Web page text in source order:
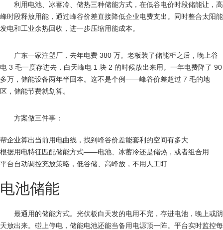
利用电池、冰蓄冷、储热三种储能方式，在低谷电价时段储能让，高
峰时段释放用能，通过峰谷价差直接降低企业电费支出。同时整合太阳能
发电和工业余热回收，进一步压缩用能成本。
广东一家注塑厂，去年电费 380 万。老板装了储能柜之后，晚上谷
电 3 毛一度存进去，白天峰电 1 块 2 的时候放出来用。一年电费降了 90
多万，储能设备两年半回本。这不是个例——峰谷价差超过 7 毛的地
区，储能节费就划算。
方案做三件事：
帮企业算出当前用电曲线，找到峰谷价差能套利的空间有多大
根据用电特征匹配储能方式——电池、冰蓄冷还是储热，或者组合用
平台自动调控充放策略，低谷储、高峰放，不用人工盯
电池储能
最通用的储能方式。光伏板白天发的电用不完，存进电池，晚上或阴
天放出来。碰上停电，储能电池还能当备用电源顶一阵。平台实时监控每